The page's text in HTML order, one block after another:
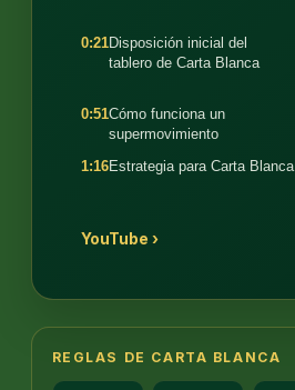
0:21Disposición inicial del
tablero de Carta Blanca
0:51Cómo funciona un
supermovimiento
1:16Estrategia para Carta Blanca
YouTube ›
REGLAS DE CARTA BLANCA